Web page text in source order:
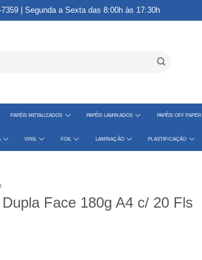
| Segunda a Sexta das 8:00h às 17:30h
PAPÉIS METALIZADOS PAPÉIS LAMINADOS PAPÉIS OFF PAPER
VINIL FOIL LAMINAÇÃO PLASTIFICAÇÃO
Face 180g A4 c/ 20 Fls